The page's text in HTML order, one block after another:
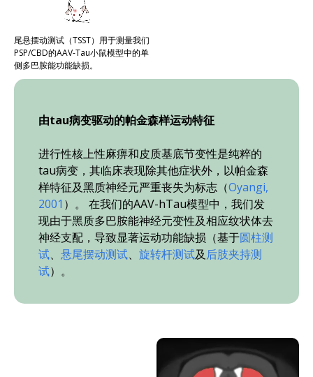
尾悬摆动测试（TSST）用于测量我们
PSP/CBD的AAV-Tau小鼠模型中的单
侧多巴胺能功能缺损。
由tau病变驱动的帕金森样运动特征
进行性核上性麻痹和皮质基底节变性是纯粹的
tau病变，其临床表现除其他症状外，以帕金森
样特征及黑质神经元严重丧失为标志（Oyangi,
2001 ）。 在我们的AAV-hTau模型中，我们发
现由于黑质多巴胺能神经元变性及相应纹状体去
神经支配，导致显著运动功能缺损（基于圆柱测
试、 悬尾摆动测试、 旋转杆测试及 后肢夹持测
试）。